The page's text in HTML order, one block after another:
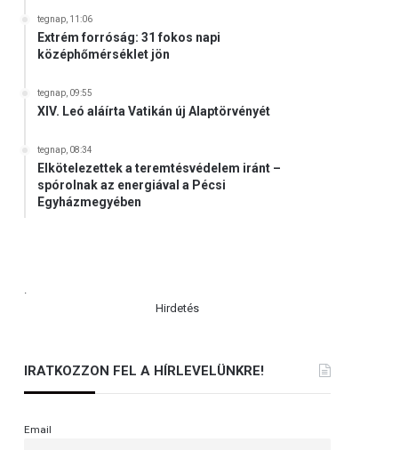
tegnap, 11:06
Extrém forróság: 31 fokos napi
középhőmérséklet jön
tegnap, 09:55
XIV. Leó aláírta Vatikán új Alaptörvényét
tegnap, 08:34
Elkötelezettek a teremtésvédelem iránt –
spórolnak az energiával a Pécsi
Egyházmegyében
.
Hirdetés
IRATKOZZON FEL A HÍRLEVELÜNKRE!
Email